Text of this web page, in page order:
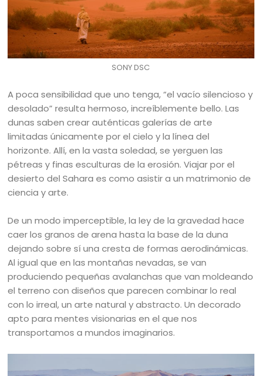
SONY DSC
A poca sensibilidad que uno tenga, “el vacío silencioso y
desolado” resulta hermoso, increíblemente bello. Las
dunas saben crear auténticas galerías de arte
limitadas únicamente por el cielo y la línea del
horizonte. Allí, en la vasta soledad, se yerguen las
pétreas y finas esculturas de la erosión. Viajar por el
desierto del Sahara es como asistir a un matrimonio de
ciencia y arte.
De un modo imperceptible, la ley de la gravedad hace
caer los granos de arena hasta la base de la duna
dejando sobre sí una cresta de formas aerodinámicas.
Al igual que en las montañas nevadas, se van
produciendo pequeñas avalanchas que van moldeando
el terreno con diseños que parecen combinar lo real
con lo irreal, un arte natural y abstracto. Un decorado
apto para mentes visionarias en el que nos
transportamos a mundos imaginarios.